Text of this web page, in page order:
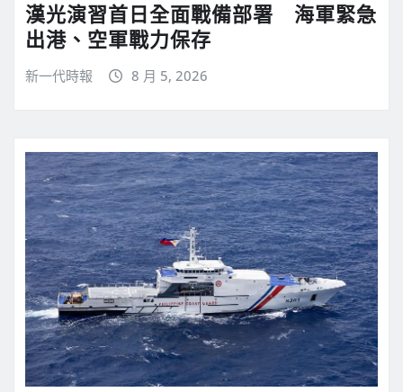
漢光演習首日全面戰備部署 海軍緊急
出港、空軍戰力保存
新一代時報 8 月 5, 2026